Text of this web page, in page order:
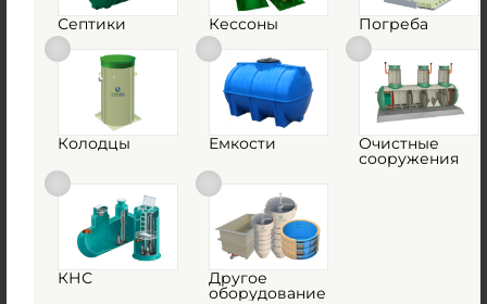
Получить бесплатную консультацию
технического специалиста
Заполните контактные данные, и мы оперативно свяжемся с
Септики Кессоны Погреба
Колодцы Емкости Очистные
сооружения
КНС Другое
оборудование